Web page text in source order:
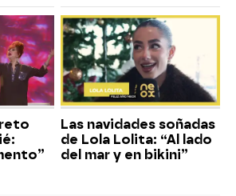
Las navidades soñadas
de Lola Lolita: “Al lado
del mar y en bikini”